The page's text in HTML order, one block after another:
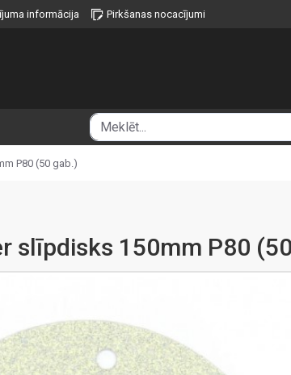
informācija Pirkšanas nocacījumi
P80 (50 gab.)
slīpdisks 150mm P80